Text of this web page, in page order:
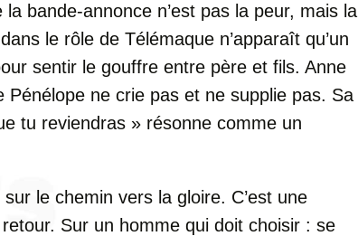
la bande-annonce n’est pas la peur, mais la
le rôle de Télémaque n’apparaît qu’un
sentir le gouffre entre père et fils. Anne
Pénélope ne crie pas et ne supplie pas. Sa
tu reviendras » résonne comme un
le chemin vers la gloire. C’est une
Sur un homme qui doit choisir : se